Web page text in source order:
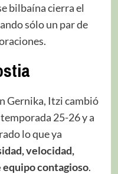
bilbaína cierra el
sólo un par de
Gernika, Itzi cambió
25-26 y a
lo que ya
velocidad,
contagioso.